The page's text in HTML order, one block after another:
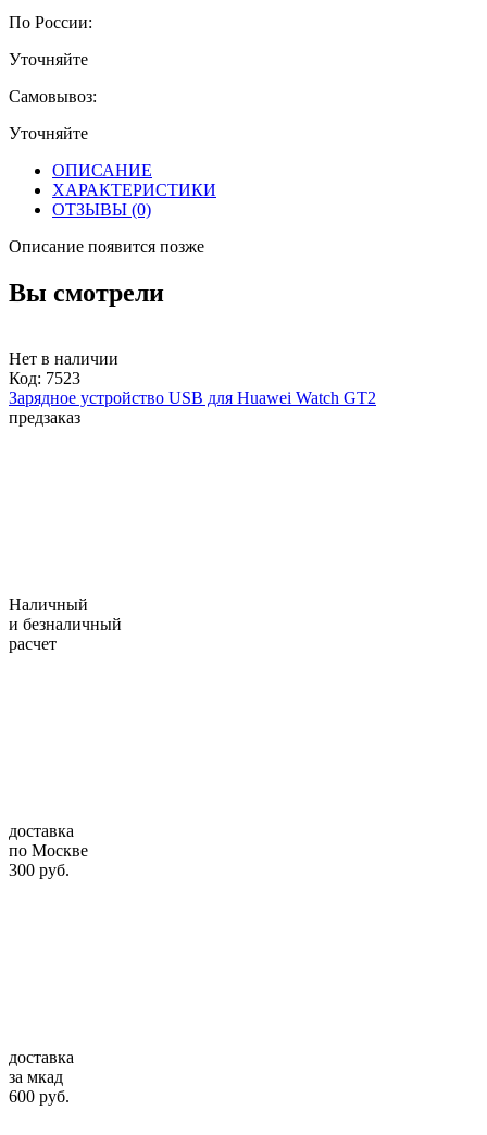
По России:
Уточняйте
Самовывоз:
Уточняйте
ОПИСАНИЕ
ХАРАКТЕРИСТИКИ
ОТЗЫВЫ (0)
Описание появится позже
Вы смотрели
Нет в наличии
Код: 7523
Зарядное устройство USB для Huawei Watch GT2
предзаказ
Наличный
и безналичный
расчет
доставка
по Москве
300 руб.
доставка
за мкад
600 руб.